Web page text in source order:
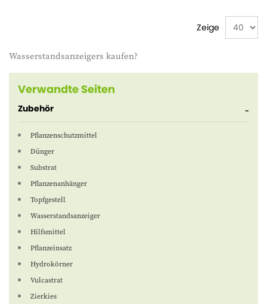
Zeige
Wasserstandsanzeigers kaufen?
Verwandte Seiten
Zubehör
Pflanzenschutzmittel
Dünger
Substrat
Pflanzenanhänger
Topfgestell
Wasserstandsanzeiger
Hilfsmittel
Pflanzeinsatz
Hydrokörner
Vulcastrat
Zierkies